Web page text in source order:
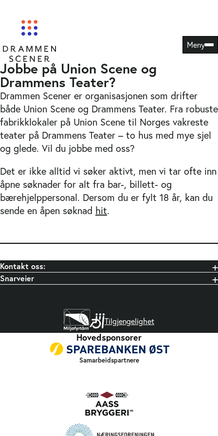
innhold
Meny
Jobbe på Union Scene og
Drammens Teater?
Drammen Scener er organisasjonen som drifter
både Union Scene og Drammens Teater. Fra robuste
fabrikklokaler på Union Scene til Norges vakreste
teater på Drammens Teater – to hus med mye sjel
og glede. Vil du jobbe med oss?
Det er ikke alltid vi søker aktivt, men vi tar ofte inn
åpne søknader for alt fra bar-, billett- og
bærehjelppersonal. Dersom du er fylt 18 år, kan du
sende en åpen søknad hit.
Kontakt oss:
Snarveier
Tilgjengelighet
Hovedsponsorer
Samarbeidspartnere